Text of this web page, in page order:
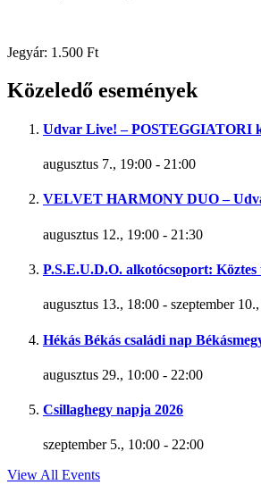
Jegyár: 1.500 Ft
Közeledő események
Udvar Live! – POSTEGGIATORI
augusztus 7., 19:00 - 21:00
VELVET HARMONY DUO –
augusztus 12., 19:00 - 21:30
P.S.E.U.D.O. alkotócsoport:
augusztus 13., 18:00 - szeptember
Hékás Békás családi nap
augusztus 29., 10:00 - 22:00
Csillaghegy napja 2026
szeptember 5., 10:00 - 22:00
View All Events